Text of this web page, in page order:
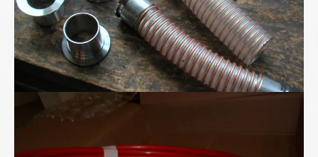
Superhochdruck- schlauchleitung bis 2800bar